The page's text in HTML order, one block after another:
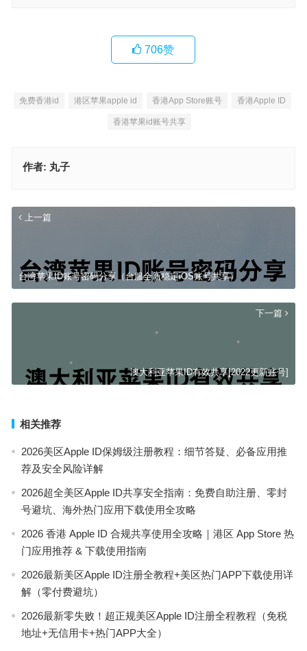
706赞
免费香港id 港区苹果apple id 香港App Store账号 香港Apple ID
香港苹果id账号共享
作者: 丸子
上一篇
台湾苹果ID账号密码分享（台服全新稳定iOS账号共享）
下一篇
澳大利亚苹果ID有效共享[2022更新账号]
相关推荐
2026美区Apple ID保姆级注册教程：细节答疑、必备应用推
荐及安全风险详解
2026超全美区Apple ID共享安全指南：免费自助注册、零封
号避坑、海外热门应用下载使用全攻略
2026 香港 Apple ID 合规共享使用全攻略｜港区 App Store 热
门应用推荐 & 下载使用指南
2026最新美区Apple ID注册全教程+美区热门APP下载使用详
解（零付费避坑）
2026最新零失败！超正规美区Apple ID注册全程教程（免税
地址+无信用卡+热门APP大全）